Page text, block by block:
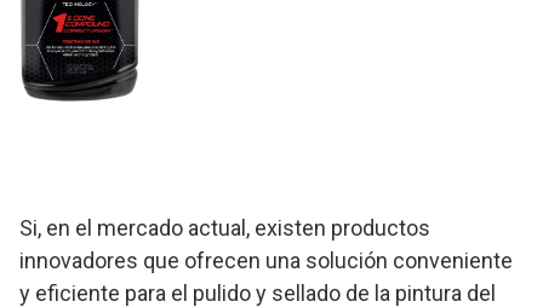
Si, en el mercado actual, existen productos
innovadores que ofrecen una solución conveniente
y eficiente para el pulido y sellado de la pintura del